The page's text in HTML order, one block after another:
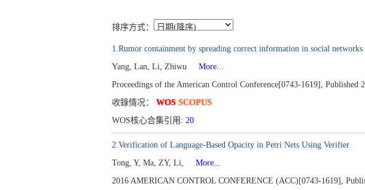
排序方式：
1.Rumor containment by spreading correct information in social networks
Yang, Lan, Li, Zhiwu
More...
Proceedings of the American Control Conference[0743-1619], Published
收錄情况： WOS SCOPUS
WOS核心合集引用: 20
2.Verification of Language-Based Opacity in Petri Nets Using Verifier
Tong, Y, Ma, ZY, Li,
More...
2016 AMERICAN CONTROL CONFERENCE (ACC)[0743-1619],